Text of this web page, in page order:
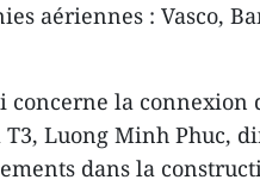
aériennes : Vasco,
concerne la
Luong Minh Phuc,
dans la